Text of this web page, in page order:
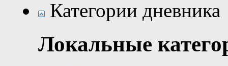
Категории дневника
Локальные